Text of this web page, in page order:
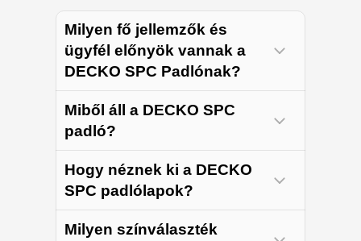
Milyen fő jellemzők és
ügyfél előnyök vannak a
DECKO SPC Padlónak?
Miből áll a DECKO SPC
padló?
Hogy néznek ki a DECKO
SPC padlólapok?
Milyen színválaszték